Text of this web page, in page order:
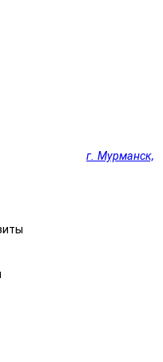
г. Мурманск,